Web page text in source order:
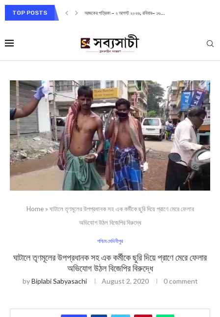
TOP POSTS আজকের পত্রিকা – ২ আগস্ট ২০২৬, রবিবার– ১৬...
Home» ঘাটালে তৃণমূলের উপপ্রধানক সহ এক কর্মীকে ছুরি দিয়ে প্রাণে মেরে ফেলার
অভিযোগ উঠল বিজেপির বিরুদ্ধে
পশ্চিম মেদিনীপুর
ঘাটালে তৃণমূলের উপপ্রধানক সহ এক কর্মীকে ছুরি দিয়ে প্রাণে মেরে ফেলার
অভিযোগ উঠল বিজেপির বিরুদ্ধে
byBiplabi Sabyasachi August 2, 2020 0 comment